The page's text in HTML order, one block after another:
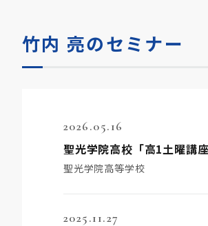
竹内 亮のセミナー
2026.05.16
聖光学院高校「高1土曜講
聖光学院高等学校
2025.11.27